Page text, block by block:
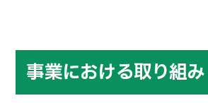
事業における取り組み